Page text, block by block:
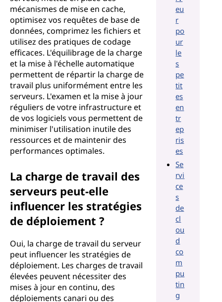
mécanismes de mise en cache,
optimisez vos requêtes de base de
données, comprimez les fichiers et
utilisez des pratiques de codage
efficaces. L'équilibrage de la charge
et la mise à l'échelle automatique
permettent de répartir la charge de
travail plus uniformément entre les
serveurs. L'examen et la mise à jour
réguliers de votre infrastructure et
de vos logiciels vous permettent de
minimiser l'utilisation inutile des
ressources et de maintenir des
performances optimales.
La charge de travail des
serveurs peut-elle
influencer les stratégies
de déploiement ?
Oui, la charge de travail du serveur
peut influencer les stratégies de
déploiement. Les charges de travail
élevées peuvent nécessiter des
mises à jour en continu, des
déploiements canari ou des
eu
r
po
ur
le
s
pe
tit
es
en
tr
ep
ris
es
Se
rvi
ce
s
de
cl
ou
d
co
m
pu
tin
g